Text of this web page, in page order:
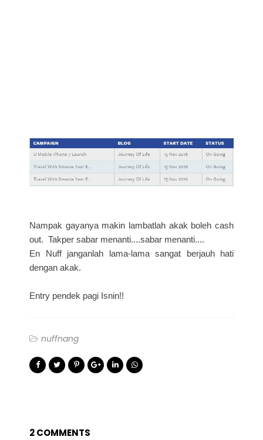
Nampak gayanya makin lambatlah akak boleh cash
out. Takper sabar menanti....sabar menanti....
En Nuff janganlah lama-lama sangat berjauh hati
dengan akak.
Entry pendek pagi Isnin!!
nuffnang
2 COMMENTS